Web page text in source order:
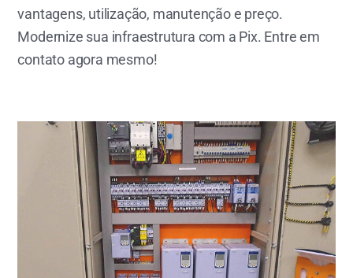
vantagens, utilização, manutenção e preço.
Modernize sua infraestrutura com a Pix. Entre em
contato agora mesmo!